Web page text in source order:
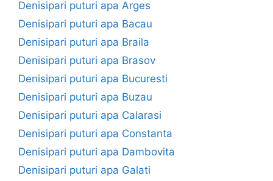
Denisipari puturi apa Arges
Denisipari puturi apa Bacau
Denisipari puturi apa Braila
Denisipari puturi apa Brasov
Denisipari puturi apa Bucuresti
Denisipari puturi apa Buzau
Denisipari puturi apa Calarasi
Denisipari puturi apa Constanta
Denisipari puturi apa Dambovita
Denisipari puturi apa Galati